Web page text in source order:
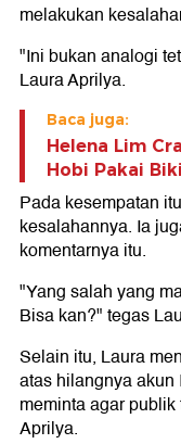
melakukan
"Ini bukan analogi
Laura Aprilya.
Baca juga:
Helena Lim
Hobi Pakai
Pada kesempatan
kesalahannya. Ia
komentarnya itu.
"Yang salah yang
Bisa kan?" tegas
Selain itu, Laura
atas hilangnya
meminta agar
Aprilya.